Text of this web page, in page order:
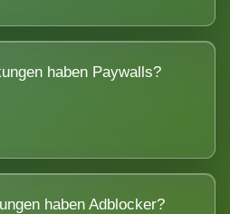
haben Paywalls?
haben Adblocker?